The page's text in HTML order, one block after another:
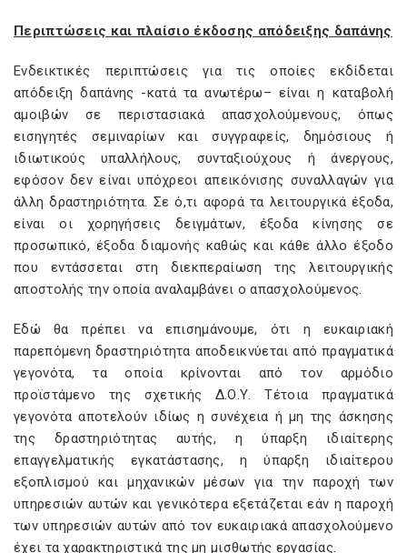
Περιπτώσεις και πλαίσιο έκδοσης απόδειξης δαπάνης
Ενδεικτικές περιπτώσεις για τις οποίες εκδίδεται
απόδειξη δαπάνης -κατά τα ανωτέρω– είναι η καταβολή
αμοιβών σε περιστασιακά απασχολούμενους, όπως
εισηγητές σεμιναρίων και συγγραφείς, δημόσιους ή
ιδιωτικούς υπαλλήλους, συνταξιούχους ή άνεργους,
εφόσον δεν είναι υπόχρεοι απεικόνισης συναλλαγών για
άλλη δραστηριότητα. Σε ό,τι αφορά τα λειτουργικά έξοδα,
είναι οι χορηγήσεις δειγμάτων, έξοδα κίνησης σε
προσωπικό, έξοδα διαμονής καθώς και κάθε άλλο έξοδο
που εντάσσεται στη διεκπεραίωση της λειτουργικής
αποστολής την οποία αναλαμβάνει ο απασχολούμενος.
Εδώ θα πρέπει να επισημάνουμε, ότι η ευκαιριακή
παρεπόμενη δραστηριότητα αποδεικνύεται από πραγματικά
γεγονότα, τα οποία κρίνονται από τον αρμόδιο
προϊστάμενο της σχετικής Δ.Ο.Υ. Τέτοια πραγματικά
γεγονότα αποτελούν ιδίως η συνέχεια ή μη της άσκησης
της δραστηριότητας αυτής, η ύπαρξη ιδιαίτερης
επαγγελματικής εγκατάστασης, η ύπαρξη ιδιαίτερου
εξοπλισμού και μηχανικών μέσων για την παροχή των
υπηρεσιών αυτών και γενικότερα εξετάζεται εάν η παροχή
των υπηρεσιών αυτών από τον ευκαιριακά απασχολούμενο
έχει τα χαρακτηριστικά της μη μισθωτής εργασίας.